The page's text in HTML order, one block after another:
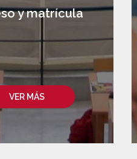
VER MÁS
y matrícula